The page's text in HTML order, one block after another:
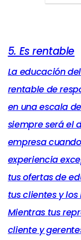
5. Es rentable
La educación
rentable de
en una escala
siempre será el
empresa
experiencia
tus ofertas de
tus clientes y
Mientras tus
cliente y